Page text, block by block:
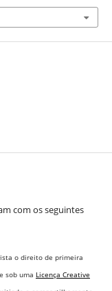
com os seguintes
o direito de primeira
sob uma Licença Creative